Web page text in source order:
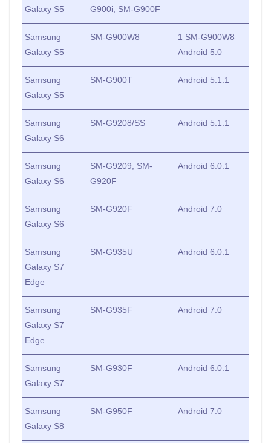
Galaxy S5
G900i, SM-G900F
Samsung
Galaxy S5
SM-G900W8
1 SM-G900W8
Android 5.0
Samsung
Galaxy S5
SM-G900T Android 5.1.1
Samsung
Galaxy S6
SM-G9208/SS Android 5.1.1
Samsung
Galaxy S6
SM-G9209, SM-
G920F
Android 6.0.1
Samsung
Galaxy S6
SM-G920F Android 7.0
Samsung
Galaxy S7
Edge
SM-G935U Android 6.0.1
Samsung
Galaxy S7
Edge
SM-G935F Android 7.0
Samsung
Galaxy S7
SM-G930F Android 6.0.1
Samsung
Galaxy S8
SM-G950F Android 7.0